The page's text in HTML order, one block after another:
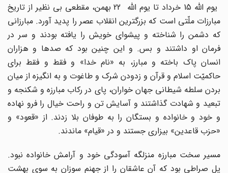
یوم اللّه 15 خرداد تا یوم اللّه 22 بهمن، مقطعی بی نظیر از تاریخ
مبارزات ملّتی است که بزرگترین انقلاب عصر را پدید آورد. مبارزانی
که دشمن را شناخته و پیشوای خویش را یافته بودند و سر در
فرمان او داشتند و بس. و این چنین بود که صدها و هزاران
انسان پاک باخته و مبارز، به «نام خدا» و فقط و فقط برای
حاکمیّت اسلام و قرآن و زدودن شرک و طاغوت و به انگیزه از میان
بردن سلطه شیطانی جهان خواران، پای در رکاب مبارزه و شکنجه و
تبعید و شهادت گذاشتند و آسایش تن و راحت خیال را فرو نهاده
و خود و خانواده و بستگان را به طوفان بلا زدند. از «قعود» و
«حزب قاعدین» بیزاری جستند و در «قیام» ماندند.
مسیر سخت مبارزه منزلگه آسودگی خود و آرامش خانواده نبود.
پل صراطی بود که آن عاشقان را از جهنم سوزان به سوی بهشت